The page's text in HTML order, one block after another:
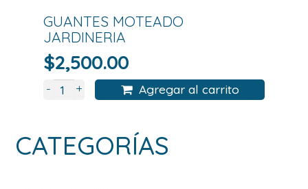
GUANTES MOTEADO
JARDINERIA
$2,500.00
- + Agregar al carrito
CATEGORÍAS